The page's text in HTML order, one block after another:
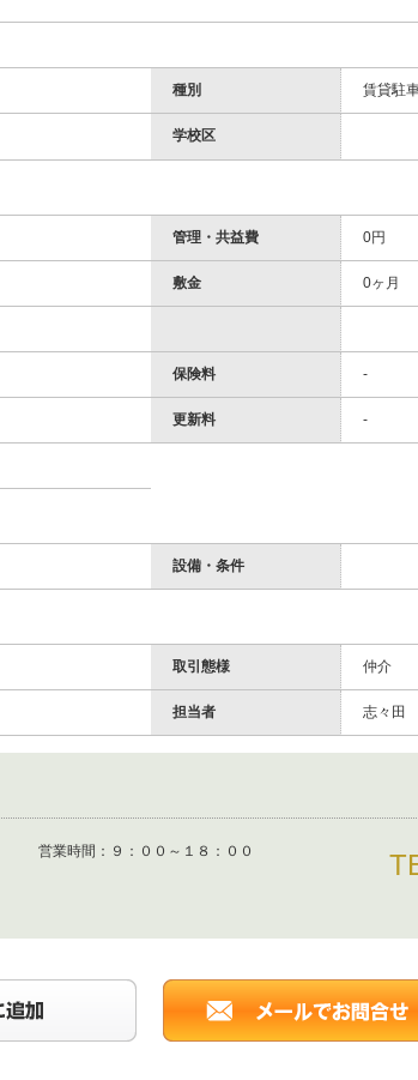
種別 賃貸駐
学校区
管理・共益費 0円
敷金 0ヶ月
保険料 -
更新料 -
設備・条件
取引態様 仲介
担当者 志々田
営業時間： ９：００～１８：００